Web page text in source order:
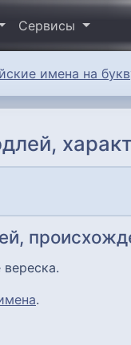
Сервисы
имена на
вереска.
.